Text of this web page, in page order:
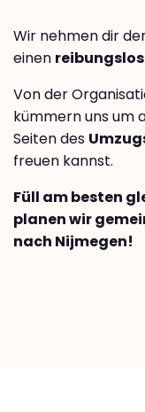
Wir nehmen dir
einen
Von der
kümmern uns um
Seiten des
freuen kannst.
Füll am besten
planen wir
nach Nijmegen!